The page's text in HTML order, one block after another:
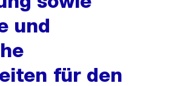
und
für den